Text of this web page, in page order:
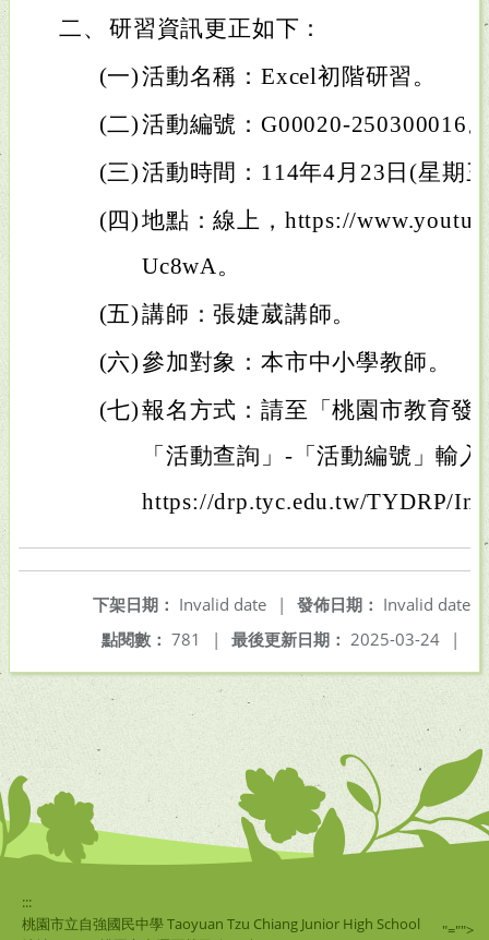
二、 研習資訊更正如下：
(一)活動名稱：Excel初階研習。
(二)活動編號：G00020-250300016
(三)活動時間：114年4月23日(星期
(四)地點：線上，https://
Uc8wA。
(五)講師：張婕葳講師。
(六)參加對象：本市中小學教師。
(七)報名方式：請至「桃園市教育發
「活動查詢」-「活動編號」輸
https://drp.tyc.edu.tw/TYDRP/
發佈日期： Invalid date
下架日期： Invalid date
|
最後更新日期： 2025-03-24 |
點閱數： 781 |
:::
桃園市立自強國民中學 Taoyuan Tzu Chiang Junior High School
"="">